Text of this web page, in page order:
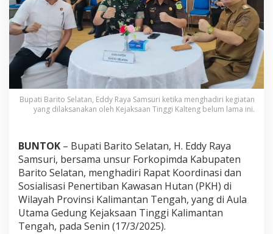
Bupati Barito Selatan, Eddy Raya Samsuri ketika menghadiri kegiatan
yang dilaksanakan oleh Kejaksaan Tinggi Kalteng belum lama ini.
BUNTOK – Bupati Barito Selatan, H. Eddy Raya
Samsuri, bersama unsur Forkopimda Kabupaten
Barito Selatan, menghadiri Rapat Koordinasi dan
Sosialisasi Penertiban Kawasan Hutan (PKH) di
Wilayah Provinsi Kalimantan Tengah, yang di Aula
Utama Gedung Kejaksaan Tinggi Kalimantan
Tengah, pada Senin (17/3/2025).